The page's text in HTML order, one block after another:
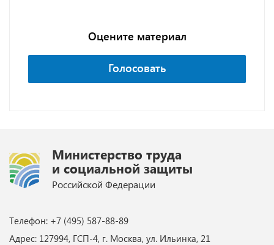
Оцените материал
Голосовать
Министерство труда
и социальной защиты
Российской Федерации
Телефон: +7 (495) 587-88-89
Адрес: 127994, ГСП-4, г. Москва, ул. Ильинка, 21